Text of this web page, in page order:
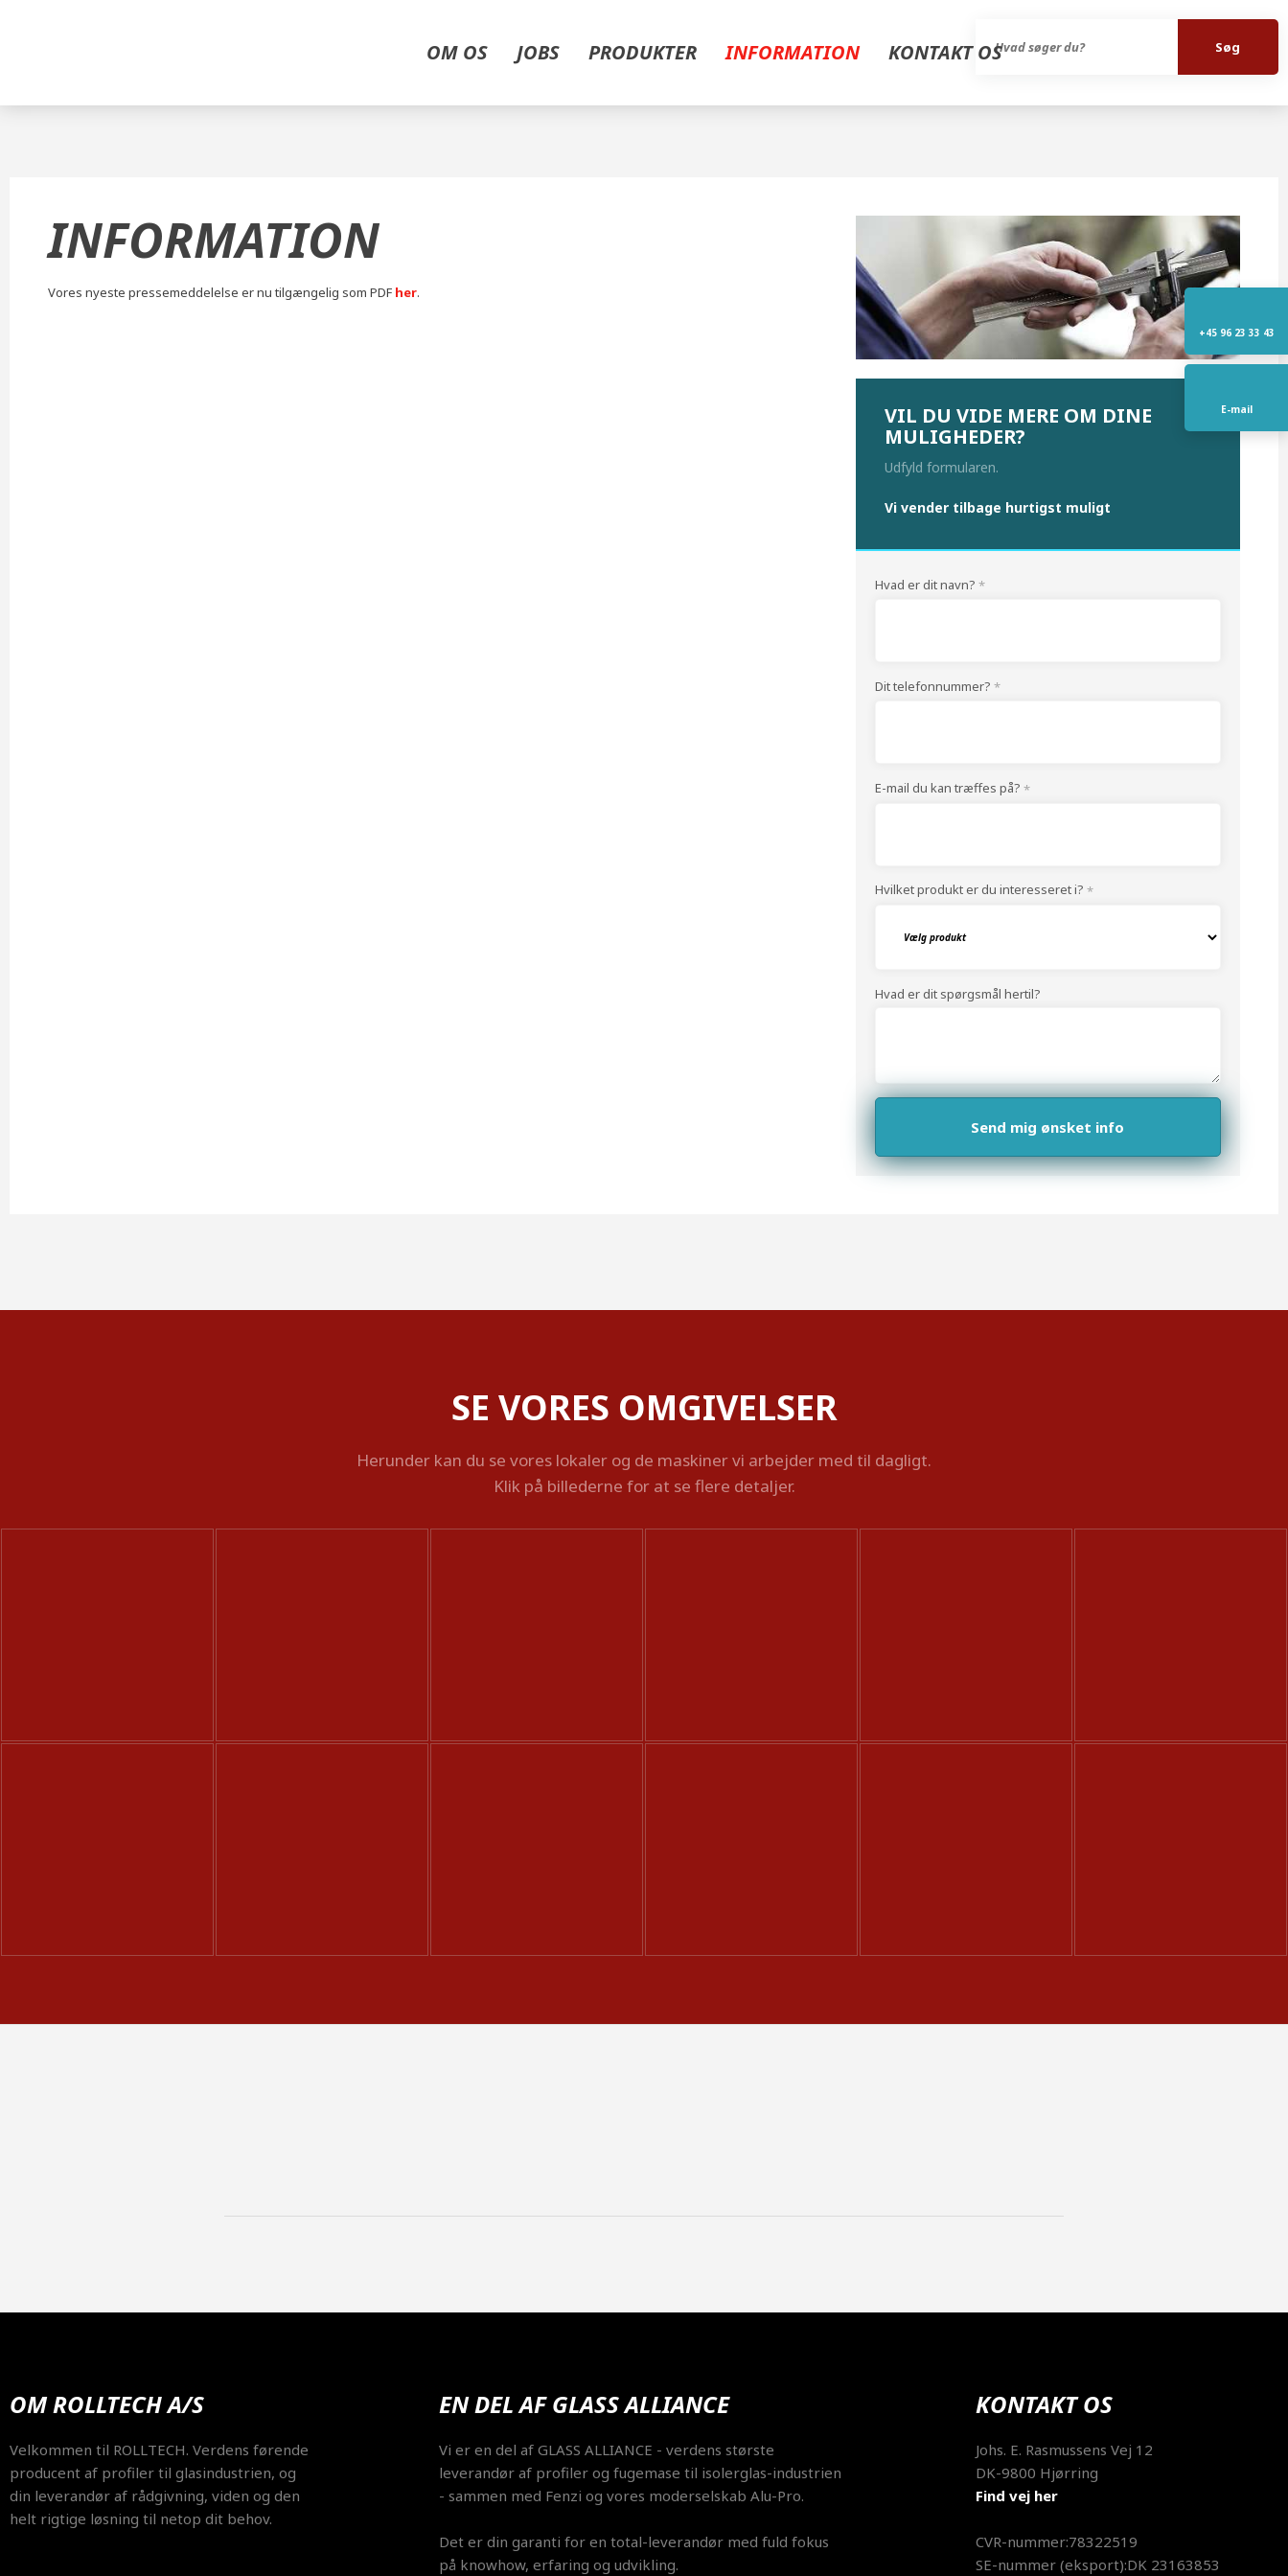
OM OS JOBS PRODUKTER INFORMATION KONTAKT OS
+45 96 23 33 43
E-mail
INFORMATION
Vores nyeste pressemeddelelse er nu tilgængelig som PDF her.
VIL DU VIDE MERE OM DINE
MULIGHEDER?
Udfyld formularen.
Vi vender tilbage hurtigst muligt
Hvad er dit navn? *
Dit telefonnummer? *
E-mail du kan træffes på? *
Hvilket produkt er du interesseret i? *
Hvad er dit spørgsmål hertil?
SE VORES OMGIVELSER
Herunder kan du se vores lokaler og de maskiner vi arbejder med til dagligt.
Klik på billederne for at se flere detaljer.
OM ROLLTECH A/S
Velkommen til ROLLTECH. Verdens førende
producent af profiler til glasindustrien, og
din leverandør af rådgivning, viden og den
helt rigtige løsning til netop dit behov.
EN DEL AF GLASS ALLIANCE
​Vi er en del af GLASS ALLIANCE - verdens største
leverandør af profiler og fugemase til isolerglas-industrien
- sammen med Fenzi og vores moderselskab Alu-Pro.
Det er din garanti for en total-leverandør med fuld fokus
på knowhow, erfaring og udvikling.
KONTAKT OS
​Johs. E. Rasmussens Vej 12
DK-9800 Hjørring
Find vej her
CVR-nummer:78322519
SE-nummer (eksport):DK 23163853